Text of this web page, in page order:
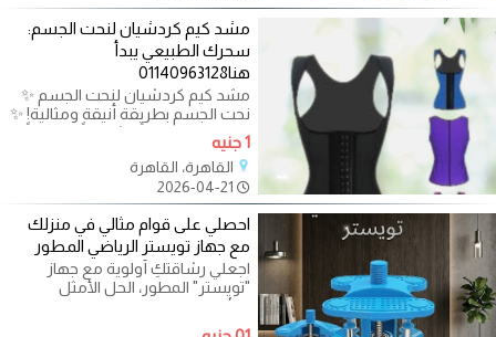
مشد كيم كردشيان لنحت الجسم:
سحرك الطبيعي يبدأ
هنا01140963128
مشد كيم كردشيان لنحت الجسم ✨
نحت الجسم بطريقة أنيقة ومثالية! ✨
هل تريدين قواماً مشدوداً ومنحوتاً
1 جنيه
القاهرة، القاهرة
احصلي على قوام مثالي في منزلك
مع جهاز تويستر الرياضي المطور
اجعلي رشاقتكِ أولوية مع جهاز
"تويستر" المطور، الحل الأمثل
والأسهل لحرق السعرات الحرارية
ونحت